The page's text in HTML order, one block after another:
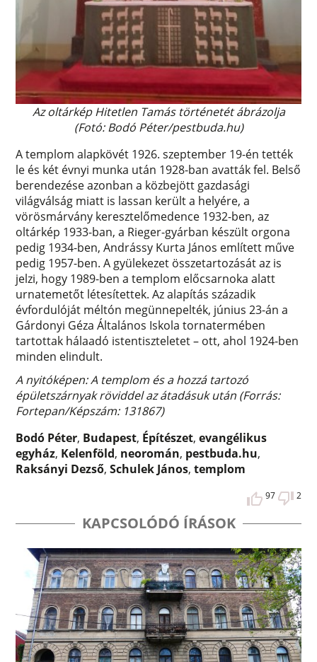
Az oltárkép Hitetlen Tamás történetét ábrázolja
(Fotó: Bodó Péter/pestbuda.hu)
A templom alapkövét 1926. szeptember 19-én tették
le és két évnyi munka után 1928-ban avatták fel. Belső
berendezése azonban a közbejött gazdasági
világválság miatt is lassan került a helyére, a
vörösmárvány keresztelőmedence 1932-ben, az
oltárkép 1933-ban, a Rieger-gyárban készült orgona
pedig 1934-ben, Andrássy Kurta János említett műve
pedig 1957-ben. A gyülekezet összetartozását az is
jelzi, hogy 1989-ben a templom előcsarnoka alatt
urnatemetőt létesítettek. Az alapítás századik
évfordulóját méltón megünnepelték, június 23-án a
Gárdonyi Géza Általános Iskola tornatermében
tartottak hálaadó istentiszteletet – ott, ahol 1924-ben
minden elindult.
A nyitóképen: A templom és a hozzá tartozó
épületszárnyak röviddel az átadásuk után (Forrás:
Fortepan/Képszám: 131867)
Bodó Péter, Budapest, Építészet,evangélikus
egyház, Kelenföld, neoromán, pestbuda.hu,
Raksányi Dezső,Schulek János,templom
97 2
KAPCSOLÓDÓ ÍRÁSOK